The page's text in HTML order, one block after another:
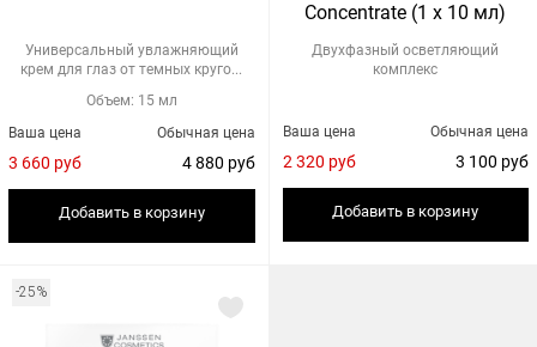
Универсальный увлажняющий
крем для глаз от темных круго...
Объем: 15 мл
Обычная цена
4 880 руб
Ваша цена
3 660 руб
Добавить в корзину
Concentrate (1 х 10 мл)
Двухфазный осветляющий
комплекс
Обычная цена
3 100 руб
Ваша цена
2 320 руб
Добавить в корзину
-25%